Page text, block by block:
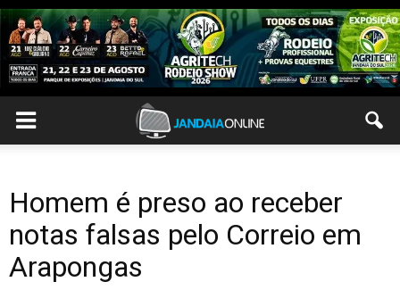
Homem é preso ao receber
notas falsas pelo Correio em
Arapongas